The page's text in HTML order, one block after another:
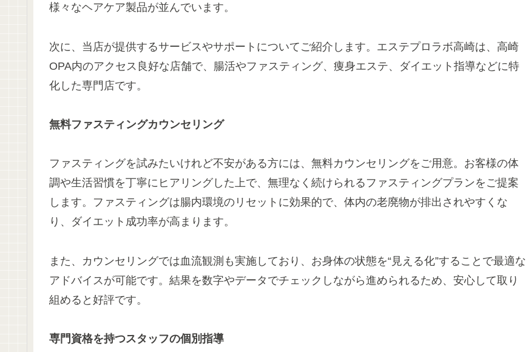
次に、当店が提供するサービスやサポートについてご紹介します。エステプロラボ高崎は、高崎
OPA内のアクセス良好な店舗で、腸活やファスティング、痩身エステ、ダイエット指導などに特
化した専門店です。
無料ファスティングカウンセリング
ファスティングを試みたいけれど不安がある方には、無料カウンセリングをご用意。お客様の体
調や生活習慣を丁寧にヒアリングした上で、無理なく続けられるファスティングプランをご提案
します。ファスティングは腸内環境のリセットに効果的で、体内の老廃物が排出されやすくな
り、ダイエット成功率が高まります。
また、カウンセリングでは血流観測も実施しており、お身体の状態を“見える化”することで最適な
アドバイスが可能です。結果を数字やデータでチェックしながら進められるため、安心して取り
組めると好評です。
専門資格を持つスタッフの個別指導